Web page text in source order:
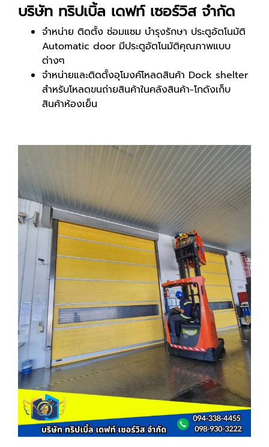
บริษัท ทริปเบิ้ล เดฟท์ เซอร์วิส จำกัด
จำหน่าย ติดตั้ง ซ่อมแซม บำรุงรักษา ประตูอัตโนมัติ
Automatic door มีประตูอัตโนมัติคุณภาพแบบ
ต่างๆ
จำหน่ายและติดตั้งอุโมงค์โหลดสินค้า Dock shelter
สำหรับโหลดขนถ่ายสินค้าในคลังสินค้า-โกดังเก็บ
สินค้าห้องเย็น